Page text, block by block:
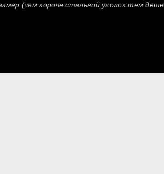
(чем короче стальной уголок тем